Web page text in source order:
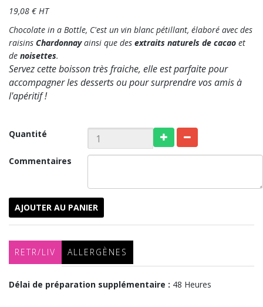
19,08 € HT
Chocolate in a Bottle, C'est un vin blanc pétillant, élaboré avec des
raisins Chardonnayainsi que des extraits naturels de cacao et
de noisettes.
Servez cette boisson très fraiche, elle est parfaite pour
accompagner les desserts ou pour surprendre vos amis à
l'apéritif !
Quantité
Commentaires
AJOUTER AU PANIER
RETR/LIV ALLERGÈNES
Délai de préparation supplémentaire : 48 Heures